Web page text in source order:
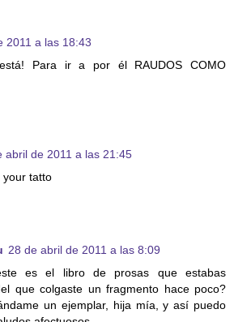
2011 a las 18:43
Para ir a por él RAUDOS COMO
abril de 2011 a las 21:45
your tatto
28 de abril de 2011 a las 8:09
es el libro de prosas que estabas
que colgaste un fragmento hace poco?
un ejemplar, hija mía, y así puedo